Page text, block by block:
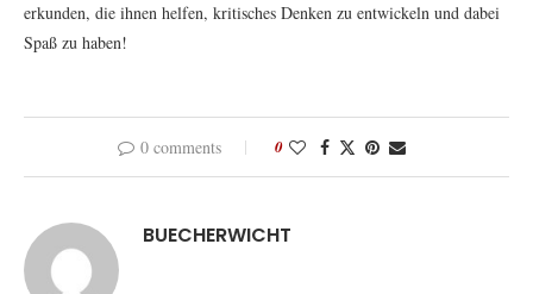
erkunden, die ihnen helfen, kritisches Denken zu entwickeln und dabei
Spaß zu haben!
0 comments 0
BUECHERWICHT